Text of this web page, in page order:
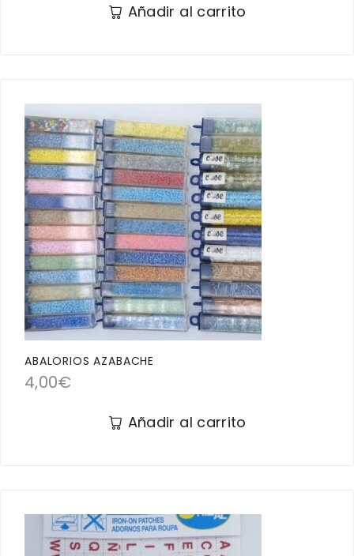
Añadir al carrito
ABALORIOS AZABACHE
4,00€
Añadir al carrito